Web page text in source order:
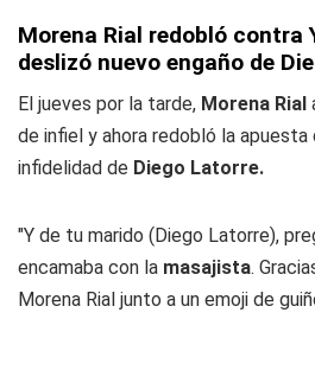
Morena Rial redobló contra
deslizó nuevo engaño de
El jueves por la tarde, Morena Rial
de infiel y ahora redobló la apuesta
infidelidad de Diego Latorre.
"Y de tu marido (Diego Latorre),
encamaba con la masajista.
Morena Rial junto a un emoji de